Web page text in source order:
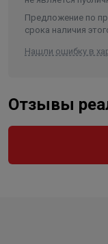
Предложение по
срока наличия
Нашли ошибку в
Отзывы